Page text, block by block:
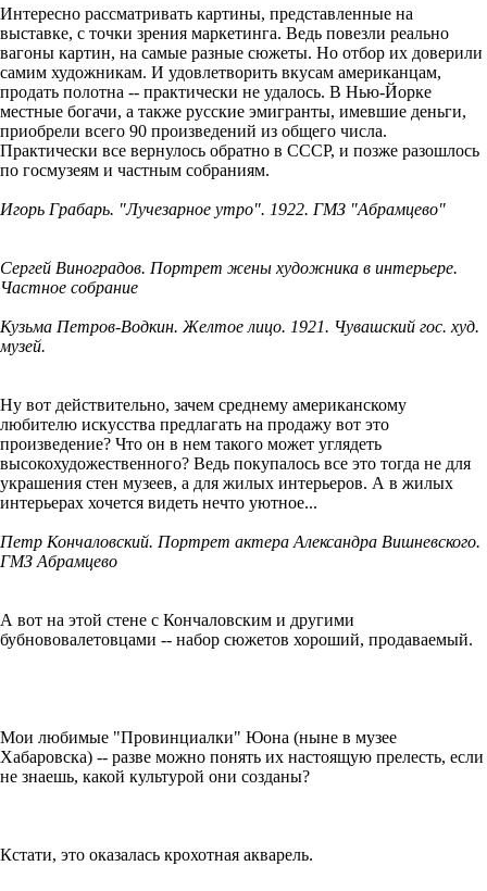
Интересно рассматривать картины, представленные на
выставке, с точки зрения маркетинга. Ведь повезли реально
вагоны картин, на самые разные сюжеты. Но отбор их доверили
самим художникам. И удовлетворить вкусам американцам,
продать полотна -- практически не удалось. В Нью-Йорке
местные богачи, а также русские эмигранты, имевшие деньги,
приобрели всего 90 произведений из общего числа.
Практически все вернулось обратно в СССР, и позже разошлось
по госмузеям и частным собраниям.
Игорь Грабарь. "Лучезарное утро". 1922. ГМЗ "Абрамцево"
Сергей Виноградов. Портрет жены художника в интерьере.
Частное собрание
Кузьма Петров-Водкин. Желтое лицо. 1921. Чувашский гос. худ.
музей.
Ну вот действительно, зачем среднему американскому
любителю искусства предлагать на продажу вот это
произведение? Что он в нем такого может углядеть
высокохудожественного? Ведь покупалось все это тогда не для
украшения стен музеев, а для жилых интерьеров. А в жилых
интерьерах хочется видеть нечто уютное...
Петр Кончаловский. Портрет актера Александра Вишневского.
ГМЗ Абрамцево
А вот на этой стене с Кончаловским и другими
бубнововалетовцами -- набор сюжетов хороший, продаваемый.
Мои любимые "Провинциалки" Юона (ныне в музее
Хабаровска) -- разве можно понять их настоящую прелесть, если
не знаешь, какой культурой они созданы?
Кстати, это оказалась крохотная акварель.